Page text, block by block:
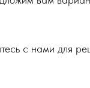
с нами для